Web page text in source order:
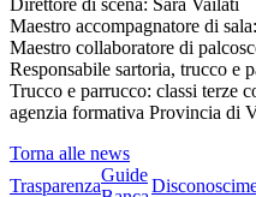
Direttore di scena: Sara Vailati
Maestro accompagnatore di
Maestro collaboratore di
Responsabile sartoria, trucco e
Trucco e parrucco: classi terze
agenzia formativa Provincia di
Torna alle news
Trasparenza
Guide